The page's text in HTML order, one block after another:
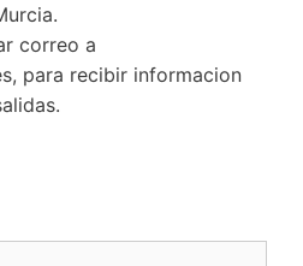
correo a
para recibir informacion